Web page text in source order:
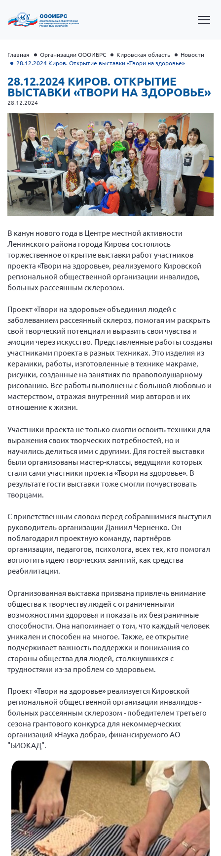
Президент Власов Я.В.
Первый вице-президент Кичигина Н. Ф.
Генеральный директор Матвиевская О.В.
Вице-президент Зрячева Н.В.
Информационная служба
Отдел международных отношений
Вице-президент Черненко Д.Е.
Вице-президент Валюх М.В.
Вице-президент Чернова А.В.
Вице-президент Цикорин И.В.
Вице-президент Груба Л.В.
Главный бухгалтер Жаворонкова Г.М.
Конференция ОООИБРС 2026
Конференция ОООИБРС 2025
Экспертный совет ОООИБРС 2025
Конференция ОООИБРС 2023
Конференция ОООИБРС 2022
Конференция ОООИБРС 2021
Конференция ВСЭ 2021
Конференция ОООИБРС 2020
Первый съезд
Второй съезд
Третий съезд
Четвертый съезд
Шестой съезд
склерозом»
Новости: Казахстан
Письма и официальные ответы
Методическая литература для НКО
Публичные отчеты
Исследования, аналитика, мнения
Всероссийская онлайн конференция
"Рассеянный склероз. XX лет работы
ОООИБРС" (25-29.08.2020)
Всероссийская конференция-тренинг
"Рассеянный склероз: новые реалии" (26-
29.05.2022)
Общероссийская РС
Главная Организации ОООИБРС Кировская область
Новости
28.12.2024 Киров. Открытие выставки «Твори на здоровье»
28.12.2024 КИРОВ. ОТКРЫТИЕ
ВЫСТАВКИ «ТВОРИ НА ЗДОРОВЬЕ»
28.12.2024
В канун нового года в Центре местной активности
Ленинского района города Кирова состоялось
торжественное открытие выставки работ участников
проекта «Твори на здоровье», реализуемого Кировской
региональной общественной организации инвалидов,
больных рассеянным склерозом.
Проект «Твори на здоровье» объединил людей с
заболеванием рассеянный склероз, помогая им раскрыть
свой творческий потенциал и выразить свои чувства и
эмоции через искусство. Представленные работы созданы
участниками проекта в разных техниках. Это изделия из
керамики, работы, изготовленные в технике макраме,
рисунки, созданные на занятиях по правополушарному
рисованию. Все работы выполнены с большой любовью и
мастерством, отражая внутренний мир авторов и их
отношение к жизни.
Участники проекта не только смогли освоить техники для
выражения своих творческих потребностей, но и
научились делиться ими с другими. Для гостей выставки
были организованы мастер-классы, ведущими которых
стали сами участники проекта «Твори на здоровье». В
результате гости выставки тоже смогли почувствовать
творцами.
С приветственным словом перед собравшимися выступил
руководитель организации Даниил Черненко. Он
поблагодарил проектную команду, партнёров
организации, педагогов, психолога, всех тех, кто помогал
воплотить идею творческих занятий, как средства
реабилитации.
Организованная выставка призвана привлечь внимание
общества к творчеству людей с ограниченными
возможностями здоровья и показать их безграничные
способности. Она напоминает о том, что каждый человек
уникален и способен на многое. Также, ее открытие
подчеркивает важность поддержки и понимания со
стороны общества для людей, столкнувшихся с
трудностями из-за проблем со здоровьем.
Проект «Твори на здоровье» реализуется Кировской
региональной общественной организации инвалидов -
больных рассеянным склерозом - победителем третьего
сезона грантового конкурса для некоммерческих
организаций «Наука добра», финансируемого АО
"БИОКАД".